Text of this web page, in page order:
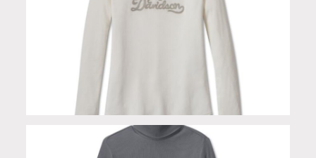
Dolcevita leggero white in cotone modal spandex